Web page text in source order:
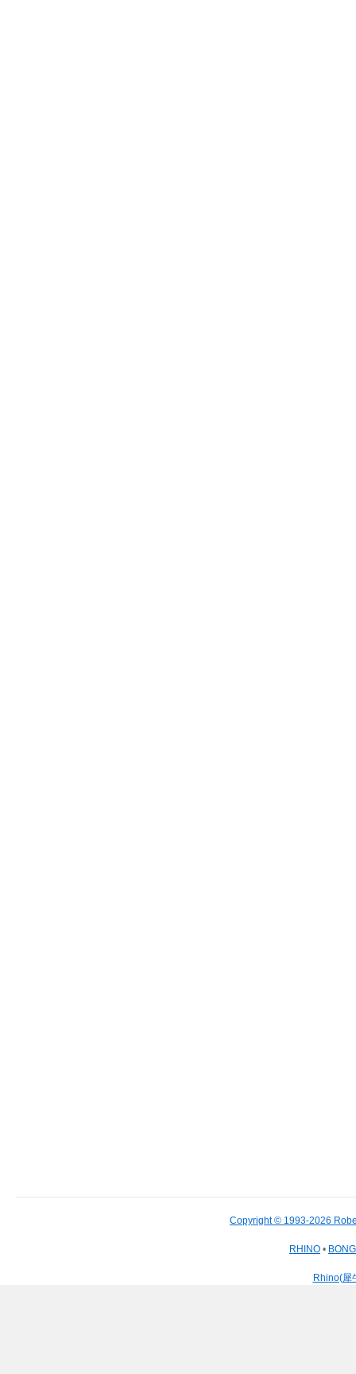
Copyright © 1993-2026
RHINO •
Rhino(犀